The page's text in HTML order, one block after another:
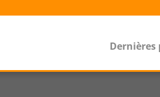
Dernières